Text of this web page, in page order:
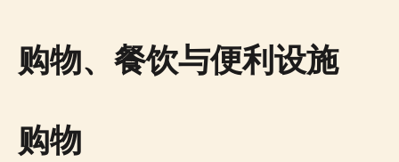
购物、餐饮与便利设施
购物